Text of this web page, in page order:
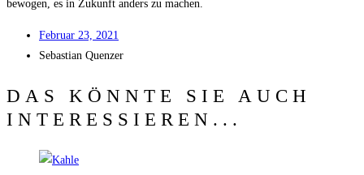
bewo­gen, es in Zukunft anders zu machen.
Febru­ar 23, 2021
Sebas­ti­an Quenzer
DAS KÖNNTE SIE AUCH
INTERESSIEREN...